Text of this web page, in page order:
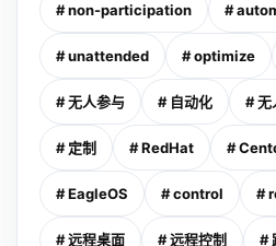
# non-participation #
# unattended # optimize
# 无人参与 # 自动化 # 无
# 定制 # RedHat #
# EagleOS # control #
# 远程桌面 # 远程控制 #